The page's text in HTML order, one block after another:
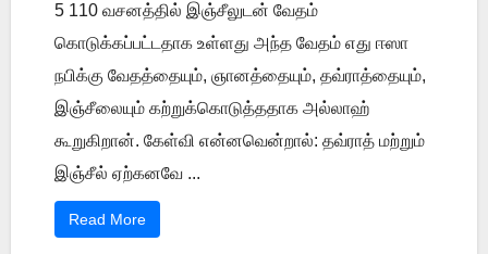
5 110 வசனத்தில் இஞ்சீலுடன் வேதம்
கொடுக்கப்பட்டதாக உள்ளது அந்த வேதம் எது ஈஸா
நபிக்கு வேதத்தையும், ஞானத்தையும், தவ்ராத்தையும்,
இஞ்சீலையும் கற்றுக்கொடுத்ததாக அல்லாஹ்
கூறுகிறான். கேள்வி என்னவென்றால்: தவ்ராத் மற்றும்
இஞ்சீல் ஏற்கனவே ...
Read More